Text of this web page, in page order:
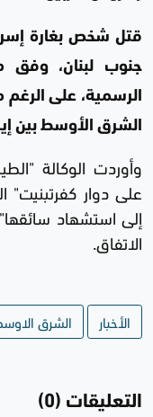
قتل شخص بغارة
جنوب لبنان، وفق
الرسمية، على
الشرق الأوسط بين
وأوردت الوكالة
على دوار كفرتبنيت"
إلى استشهاد
الاتفاق.
الأخبار الشرق
التعليقات (0)